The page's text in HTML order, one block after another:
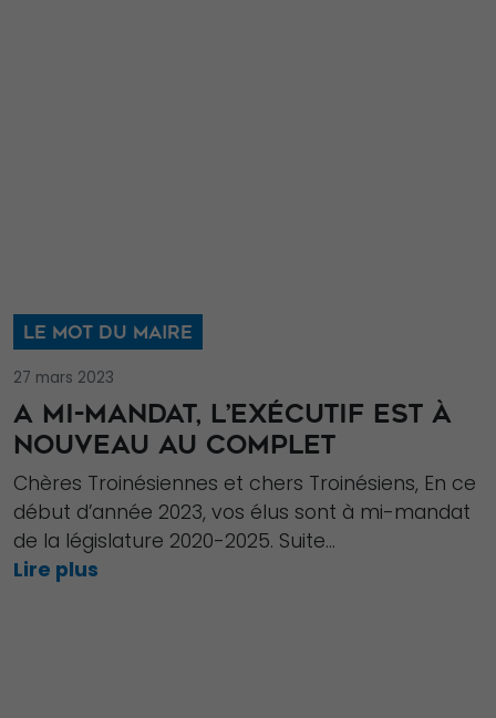
LE MOT DU MAIRE
27 mars 2023
A MI-MANDAT, L’EXÉCUTIF EST À
NOUVEAU AU COMPLET
Chères Troinésiennes et chers Troinésiens, En ce
début d’année 2023, vos élus sont à mi-mandat
de la législature 2020-2025. Suite...
Lire plus